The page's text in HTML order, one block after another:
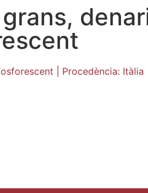
| Procedència: Itàlia